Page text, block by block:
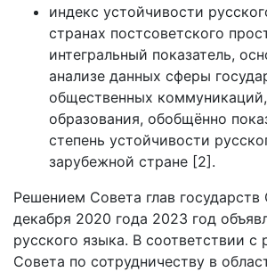
индекс устойчивости
странах постсоветского
интегральный показатель,
анализе данных сферы
общественных
образования, обобщённо
степень устойчивости
зарубежной стране [2].
Решением Совета глав государств
декабря 2020 года 2023 год
русского языка. В соответствии с
Совета по сотрудничеству в